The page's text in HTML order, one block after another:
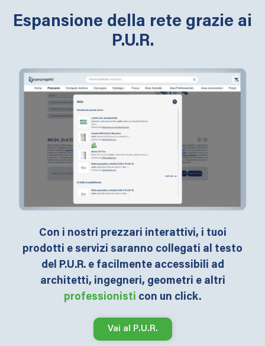
Espansione della rete grazie ai
P.U.R.
Con i nostri prezzari interattivi, i tuoi
prodotti e servizi saranno collegati al testo
del P.U.R. e facilmente accessibili ad
architetti, ingegneri, geometri e altri
professionisti con un click.
Vai al P.U.R.